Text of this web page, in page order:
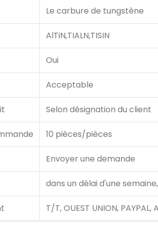
Le carbure de tungstène
AlTiN,TIALN,TISIN
Oui
Acceptable
Selon désignation du client
10 pièces/pièces
Envoyer une demande
dans un délai d'une
T/T, OUEST UNION, PAYPAL,